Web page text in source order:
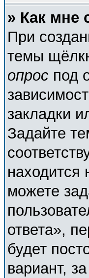
» Как мне
При
темы
опрос под
закладки
Задайте
находится
можете
ответа»,
будет
вариант,